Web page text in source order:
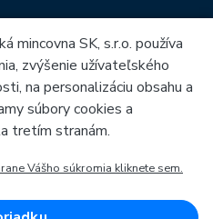
pre konkurencieschopnosť
mincovna SK, s.r.o. používa
zvýšenie užívateľského
na personalizáciu obsahu a
súbory cookies a
tretím stranám.
Vášho súkromia kliknete sem.